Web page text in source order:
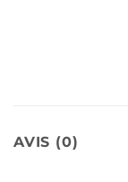
AVIS (0)